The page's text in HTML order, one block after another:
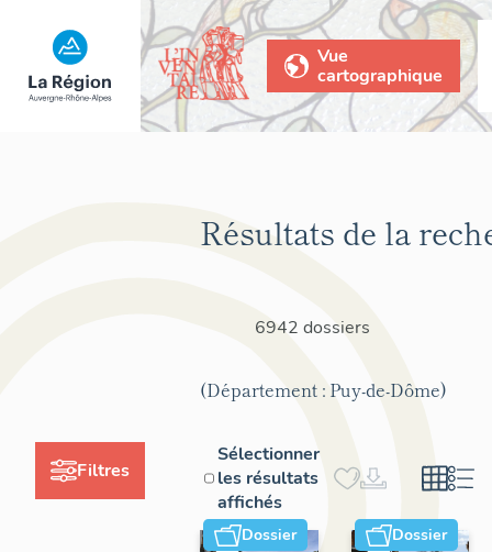
Vue
cartographique
Filtres
Résultats de la
6942 dossiers
(Département : Puy-de-Dôme)
Sélectionner
les résultats
affichés
Dossier Dossier